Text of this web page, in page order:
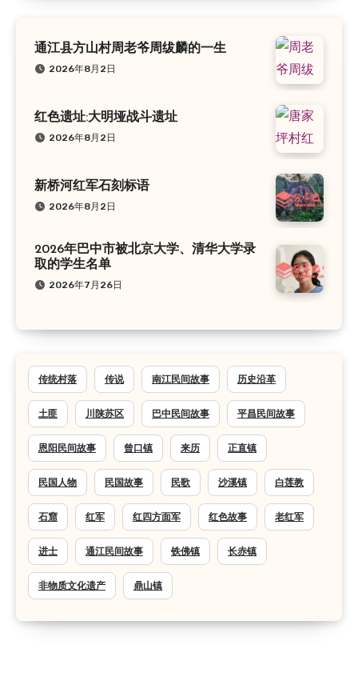
通江县方山村周老爷周绂麟的一生
2026年8月2日
红色遗址:大明垭战斗遗址
2026年8月2日
新桥河红军石刻标语
2026年8月2日
2026年巴中市被北京大学、清华大学录
取的学生名单
2026年7月26日
传统村落 传说 南江民间故事 历史沿革
土匪 川陕苏区 巴中民间故事 平昌民间故事
恩阳民间故事 曾口镇 来历 正直镇
民国人物 民国故事 民歌 沙溪镇 白莲教
石窟 红军 红四方面军 红色故事 老红军
进士 通江民间故事 铁佛镇 长赤镇
非物质文化遗产 鼎山镇